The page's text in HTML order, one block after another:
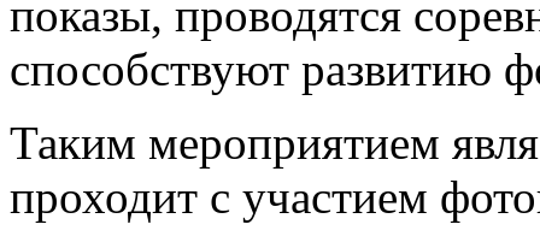
показы, проводятся
способствуют развитию
Таким мероприятием
проходит с участием